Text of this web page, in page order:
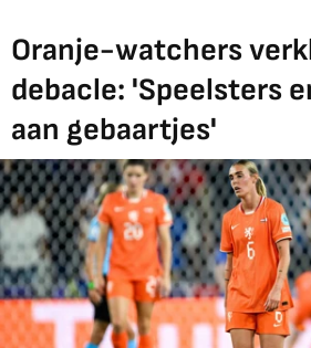
Oranje-watchers
debacle: 'Speelsters
aan gebaartjes'